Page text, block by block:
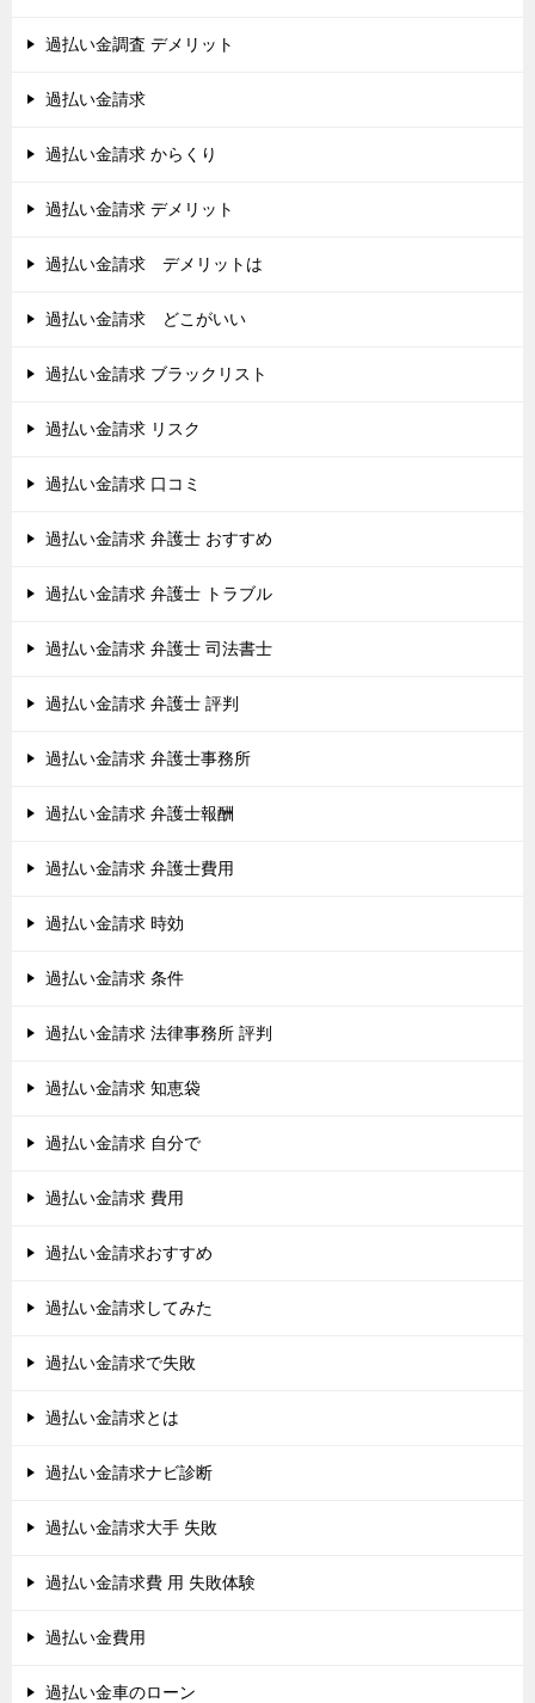
過払い金調査 デメリット
過払い金請求
過払い金請求 からくり
過払い金請求 デメリット
過払い金請求 デメリットは
過払い金請求 どこがいい
過払い金請求 ブラックリスト
過払い金請求 リスク
過払い金請求 口コミ
過払い金請求 弁護士 おすすめ
過払い金請求 弁護士 トラブル
過払い金請求 弁護士 司法書士
過払い金請求 弁護士 評判
過払い金請求 弁護士事務所
過払い金請求 弁護士報酬
過払い金請求 弁護士費用
過払い金請求 時効
過払い金請求 条件
過払い金請求 法律事務所 評判
過払い金請求 知恵袋
過払い金請求 自分で
過払い金請求 費用
過払い金請求おすすめ
過払い金請求してみた
過払い金請求で失敗
過払い金請求とは
過払い金請求ナビ診断
過払い金請求大手 失敗
過払い金請求費 用 失敗体験
過払い金費用
過払い金車のローン